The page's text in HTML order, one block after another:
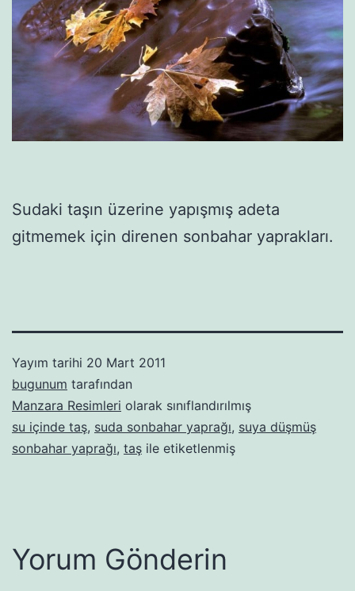
Sudaki taşın üzerine yapışmış adeta
gitmemek için direnen sonbahar yaprakları.
Yayım tarihi 20 Mart 2011
bugunum tarafından
Manzara Resimleri olarak sınıflandırılmış
su içinde taş, suda sonbahar yaprağı, suya düşmüş
sonbahar yaprağı, taş ile etiketlenmiş
Yorum Gönderin